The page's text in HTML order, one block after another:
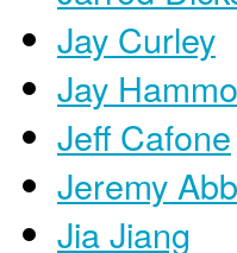
Jay Curley
Jay
Jeff Cafone
Jeremy
Jia Jiang